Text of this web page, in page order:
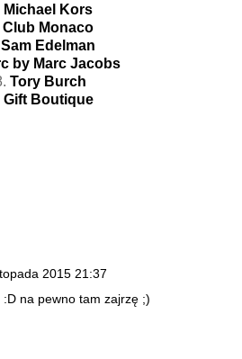
Michael Kors
Club Monaco
Sam Edelman
by Marc Jacobs
Tory Burch
Gift Boutique
2015 21:37
na pewno tam zajrzę ;)